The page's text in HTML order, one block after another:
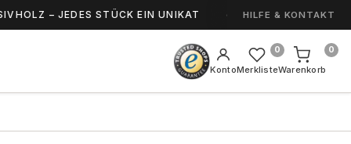
– JEDES STÜCK EIN UNIKAT HANDGEFERTIGT
HILFE & KONTAKT
KontoMerkliste
0
Warenkorb
0